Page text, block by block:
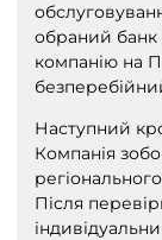
обраний банк
компанію на
Наступний
Компанія
Після